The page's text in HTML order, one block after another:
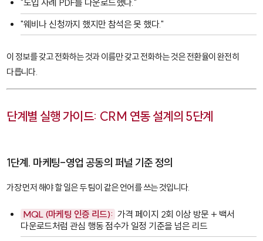
"도입 사례 PDF를 다운로드했다."
"웨비나 신청까지 했지만 참석은 못 했다."
이 정보를 갖고 전화하는 것과 이름만 갖고 전화하는 것은 전환율이 완전히
다릅니다.
단계별 실행 가이드: CRM 연동 설계의 5단계
1단계. 마케팅-영업 공동의 퍼널 기준 정의
가장 먼저 해야 할 일은 두 팀이 같은 언어를 쓰는 것입니다.
MQL (마케팅 인증 리드): 가격 페이지 2회 이상 방문 + 백서
다운로드처럼 관심 행동 점수가 일정 기준을 넘은 리드